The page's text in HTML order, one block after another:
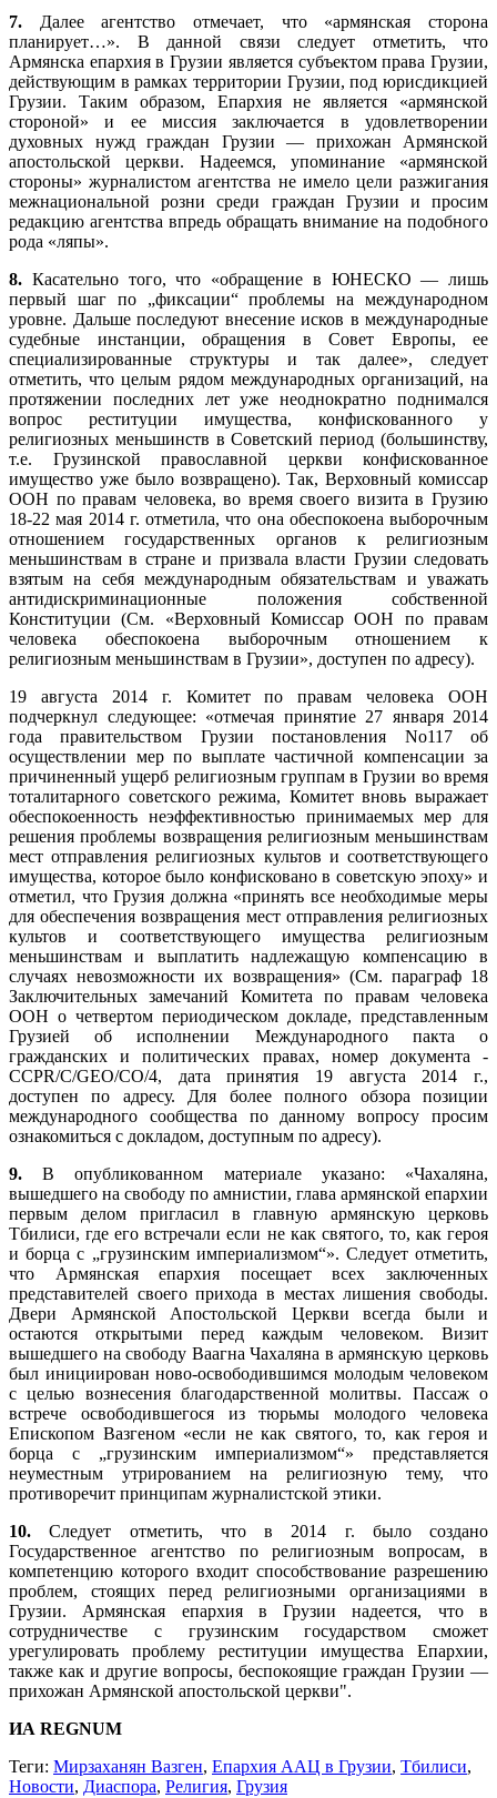
7. Далее агентство отмечает, что «армянская сторона
планирует…». В данной связи следует отметить, что
Армянска епархия в Грузии является субъектом права Грузии,
действующим в рамках территории Грузии, под юрисдикцией
Грузии. Таким образом, Епархия не является «армянской
стороной» и ее миссия заключается в удовлетворении
духовных нужд граждан Грузии — прихожан Армянской
апостольской церкви. Надеемся, упоминание «армянской
стороны» журналистом агентства не имело цели разжигания
межнациональной розни среди граждан Грузии и просим
редакцию агентства впредь обращать внимание на подобного
рода «ляпы».
8. Касательно того, что «обращение в ЮНЕСКО — лишь
первый шаг по „фиксации“ проблемы на международном
уровне. Дальше последуют внесение исков в международные
судебные инстанции, обращения в Совет Европы, ее
специализированные структуры и так далее», следует
отметить, что целым рядом международных организаций, на
протяжении последних лет уже неоднократно поднимался
вопрос реституции имущества, конфискованного у
религиозных меньшинств в Советский период (большинству,
т.е. Грузинской православной церкви конфискованное
имущество уже было возвращено). Так, Верховный комиссар
ООН по правам человека, во время своего визита в Грузию
18-22 мая 2014 г. отметила, что она обеспокоена выборочным
отношением государственных органов к религиозным
меньшинствам в стране и призвала власти Грузии следовать
взятым на себя международным обязательствам и уважать
антидискриминационные положения собственной
Конституции (См. «Верховный Комиссар ООН по правам
человека обеспокоена выборочным отношением к
религиозным меньшинствам в Грузии», доступен по адресу).
19 августа 2014 г. Комитет по правам человека ООН
подчеркнул следующее: «отмечая принятие 27 января 2014
года правительством Грузии постановления No117 об
осуществлении мер по выплате частичной компенсации за
причиненный ущерб религиозным группам в Грузии во время
тоталитарного советского режима, Комитет вновь выражает
обеспокоенность неэффективностью принимаемых мер для
решения проблемы возвращения религиозным меньшинствам
мест отправления религиозных культов и соответствующего
имущества, которое было конфисковано в советскую эпоху» и
отметил, что Грузия должна «принять все необходимые меры
для обеспечения возвращения мест отправления религиозных
культов и соответствующего имущества религиозным
меньшинствам и выплатить надлежащую компенсацию в
случаях невозможности их возвращения» (См. параграф 18
Заключительных замечаний Комитета по правам человека
ООН о четвертом периодическом докладе, представленным
Грузией об исполнении Международного пакта о
гражданских и политических правах, номер документа -
CCPR/C/GEO/CO/4, дата принятия 19 августа 2014 г.,
доступен по адресу. Для более полного обзора позиции
международного сообщества по данному вопросу просим
ознакомиться с докладом, доступным по адресу).
9. В опубликованном материале указано: «Чахаляна,
вышедшего на свободу по амнистии, глава армянской епархии
первым делом пригласил в главную армянскую церковь
Тбилиси, где его встречали если не как святого, то, как героя
и борца с „грузинским империализмом“». Следует отметить,
что Армянская епархия посещает всех заключенных
представителей своего прихода в местах лишения свободы.
Двери Армянской Апостольской Церкви всегда были и
остаются открытыми перед каждым человеком. Визит
вышедшего на свободу Ваагна Чахаляна в армянскую церковь
был инициирован ново-освободившимся молодым человеком
с целью вознесения благодарственной молитвы. Пассаж о
встрече освободившегося из тюрьмы молодого человека
Епископом Вазгеном «если не как святого, то, как героя и
борца с „грузинским империализмом“» представляется
неуместным утрированием на религиозную тему, что
противоречит принципам журналистской этики.
10. Следует отметить, что в 2014 г. было создано
Государственное агентство по религиозным вопросам, в
компетенцию которого входит способствование разрешению
проблем, стоящих перед религиозными организациями в
Грузии. Армянская епархия в Грузии надеется, что в
сотрудничестве с грузинским государством сможет
урегулировать проблему реституции имущества Епархии,
также как и другие вопросы, беспокоящие граждан Грузии —
прихожан Армянской апостольской церкви".
ИА REGNUM
Теги: Мирзаханян Вазген, Епархия ААЦ в Грузии, Тбилиси,
Новости, Диаспора, Религия, Грузия